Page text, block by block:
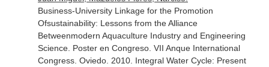
Business-University Linkage for the Promotion
Ofsustainability: Lessons from the Alliance
Betweenmodern Aquaculture Industry and Engineering
Science. Poster en Congreso. VII Anque International
Congress. Oviedo. 2010. Integral Water Cycle: Present